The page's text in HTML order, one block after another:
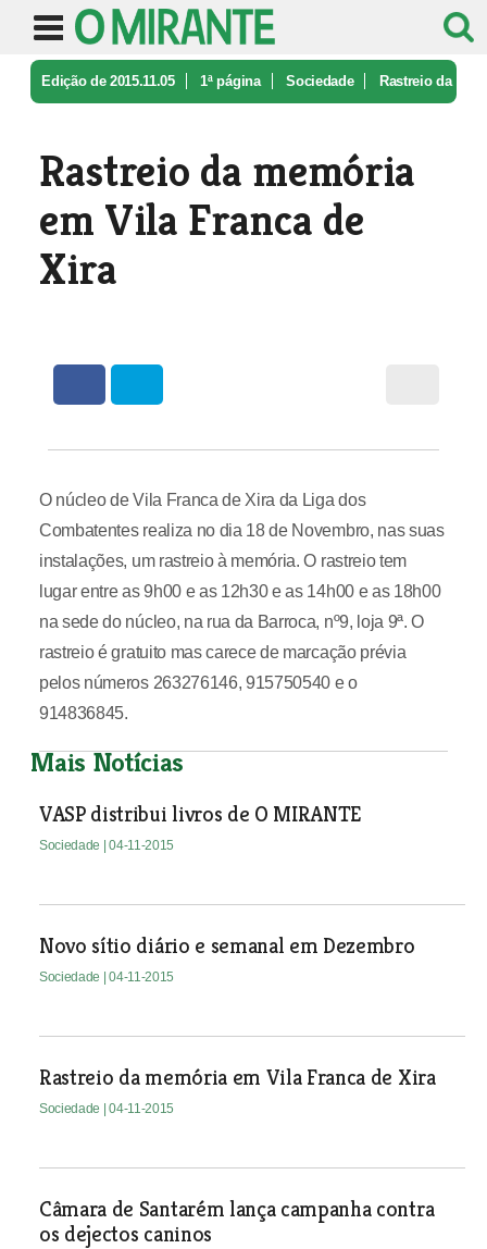
Edição de 2015.11.05 1ª página Sociedade Rastreio da
Rastreio da memória
em Vila Franca de
Xira
O núcleo de Vila Franca de Xira da Liga dos
Combatentes realiza no dia 18 de Novembro, nas suas
instalações, um rastreio à memória. O rastreio tem
lugar entre as 9h00 e as 12h30 e as 14h00 e as 18h00
na sede do núcleo, na rua da Barroca, nº9, loja 9ª. O
rastreio é gratuito mas carece de marcação prévia
pelos números 263276146, 915750540 e o
914836845.
Mais Notícias
VASP distribui livros de O MIRANTE
Sociedade | 04-11-2015
Novo sítio diário e semanal em Dezembro
Sociedade | 04-11-2015
Rastreio da memória em Vila Franca de Xira
Sociedade | 04-11-2015
Câmara de Santarém lança campanha contra
os dejectos caninos